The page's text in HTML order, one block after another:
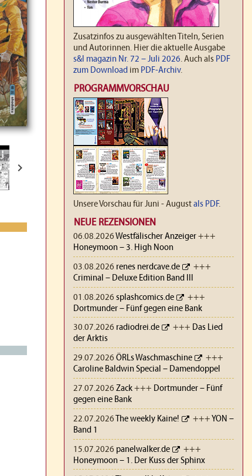

Zusatzinfos zu ausgewählten Titeln, Serien
und Autorinnen. Hier die aktuelle Ausgabe
s&l magazin Nr. 72 – Juli 2026. Auch als PDF
zum Download im PDF-Archiv.
PROGRAMMVORSCHAU
Unsere Vorschau für Juni - Augustals PDF.
NEUE REZENSIONEN
06.08.2026Westfälischer Anzeiger+++
Honeymoon – 3. High Noon
03.08.2026 renes nerdcave.de
+++
Criminal – Deluxe Edition Band III
01.08.2026 splashcomics.de
+++
Dortmunder – Fünf gegen eine Bank
30.07.2026 radiodrei.de +++ Das Lied
der Arktis
29.07.2026 ÖRLs Waschmaschine
+++
Caroline Baldwin Special – Damendoppel
27.07.2026 Zack+++ Dortmunder – Fünf
gegen eine Bank
22.07.2026 The weekly Kaine! +++YON –
Band 1
15.07.2026 panelwalker.de
+++
Honeymoon – 1. Der Kuss der Sphinx